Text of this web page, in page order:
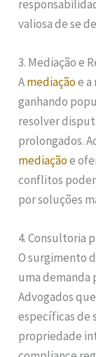
valiosa de se
3. Mediação e
Amediaçãoe
ganhando
resolver
prolongados.
mediaçãoe
conflitos
por soluções
4. Consultoria
O surgimento
uma demanda
Advogados
específicas de
propriedade